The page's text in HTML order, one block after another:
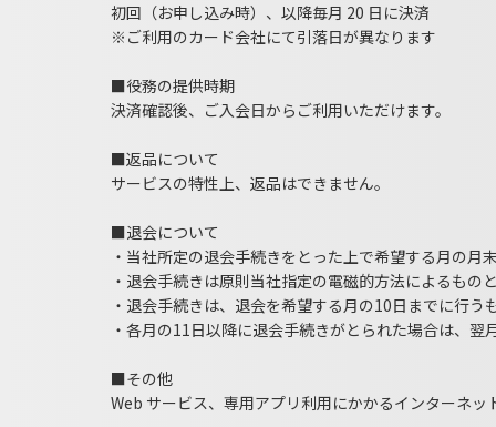
初回（お申し込み時）、以降毎月 20 日に決済
※ご利用のカード会社にて引落日が異なります
■役務の提供時期
決済確認後、ご入会日からご利用いただけます。
■返品について
サービスの特性上、返品はできません。
■退会について
・当社所定の退会⼿続きをとった上で希望する月の月
・退会⼿続きは原則当社指定の電磁的方法によるも
・退会手続きは、退会を希望する月の10日までに行
・各月の11日以降に退会手続きがとられた場合は、翌
■その他
Web サービス、専用アプリ利用にかかるインターネ